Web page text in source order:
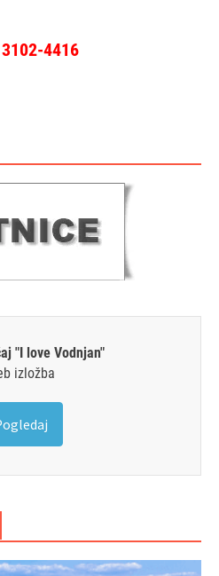
4416
"I love Vodnjan"
izložba